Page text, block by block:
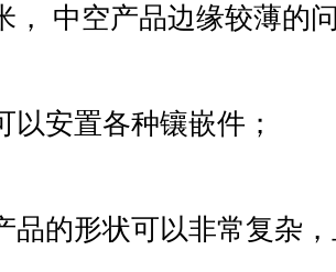
， 中空产品边缘较薄的
以安置各种镶嵌件；
品的形状可以非常复杂